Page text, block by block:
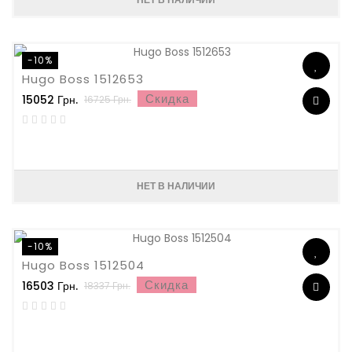
-10%
Hugo Boss 1512653
15052 Грн. 16725 Грн. Скидка
НЕТ В НАЛИЧИИ
-10%
Hugo Boss 1512504
16503 Грн. 18337 Грн. Скидка